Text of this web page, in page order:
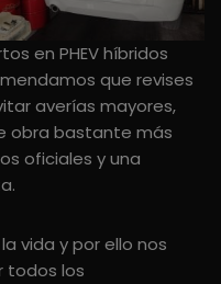
en PHEV híbridos
que revises
averías mayores,
obra bastante más
oficiales y una
vida y por ello nos
todos los